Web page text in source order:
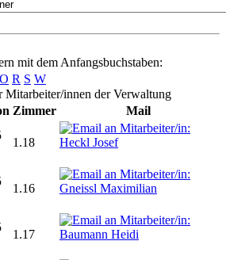
mit dem Anfangsbuchstaben:
O R S W
Mitarbeiter/innen der Verwaltung
Zimmer
Mail
1.18
1.16
1.17